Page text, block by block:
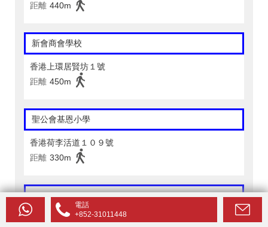
距離 440m
新會商會學校
香港上環居賢坊１號
距離 450m
聖公會基恩小學
香港荷李活道１０９號
距離 330m
Island Christian Academy
香港必列者士街７０號
電話
+852-31011448